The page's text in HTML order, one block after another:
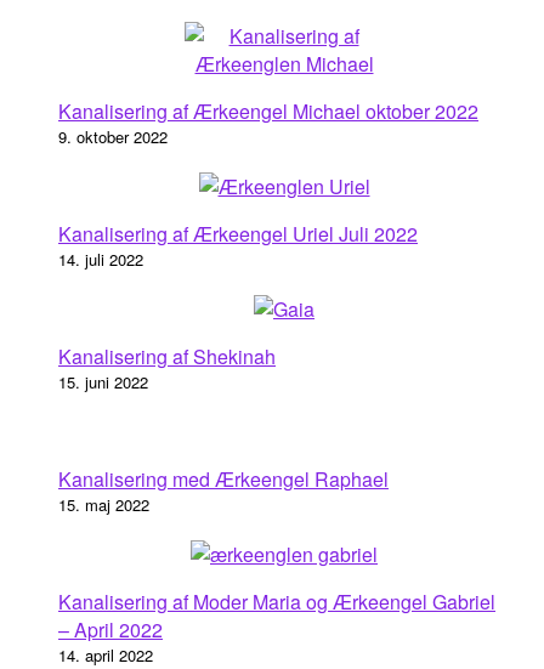
Kanalisering af Ærkeengel Michael oktober 2022
9. oktober 2022
Kanalisering af Ærkeengel Uriel Juli 2022
14. juli 2022
Kanalisering af Shekinah
15. juni 2022
Kanalisering med Ærkeengel Raphael
15. maj 2022
Kanalisering af Moder Maria og Ærkeengel Gabriel
– April 2022
14. april 2022